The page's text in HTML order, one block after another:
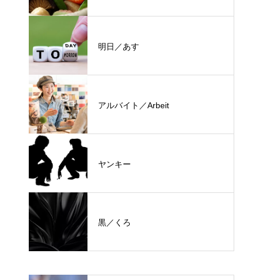
明日／あす
アルバイト／Arbeit
ヤンキー
黒／くろ